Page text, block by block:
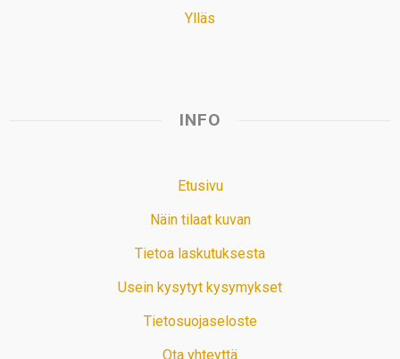
Ylläs
INFO
Etusivu
Näin tilaat kuvan
Tietoa laskutuksesta
Usein kysytyt kysymykset
Tietosuojaseloste
Ota yhteyttä